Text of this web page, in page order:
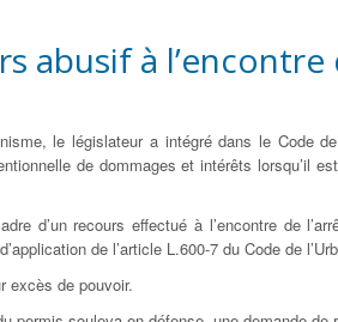
abusif à
le législateur a intégré dans le Code
de dommages et intérêts lorsqu’il
d’un recours effectué à l’encontre de
de l’article L.600-7 du Code de
excès de pouvoir.